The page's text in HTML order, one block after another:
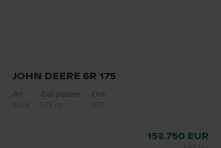
JOHN DEERE 6R 175
An
2024
Cai putere
175 cp
Ore
870
153.750 EUR